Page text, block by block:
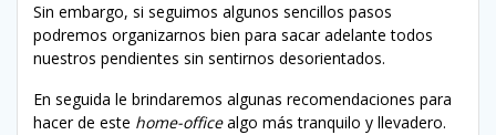
Sin embargo, si seguimos algunos sencillos pasos
podremos organizarnos bien para sacar adelante todos
nuestros pendientes sin sentirnos desorientados.
En seguida le brindaremos algunas recomendaciones para
hacer de este home-officealgo más tranquilo y llevadero.